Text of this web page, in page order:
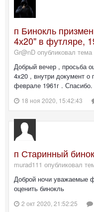
п Бинокль
4х20" в футляре,
Gr@nD опубликовал тема
Добрый вечер , просьба
4х20 , внутри документ
феврале 1961г . Спасибо.
18 ноя 2020, 15:42:43
п Старинный
murad111 опубликовал
Доброй ночи уважаемые
оценить бинокль
2 окт 2020, 21:52:25